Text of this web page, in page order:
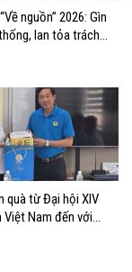
nguồn” 2026: Gìn
lan tỏa trách
quà từ Đại hội XIV
Việt Nam đến với